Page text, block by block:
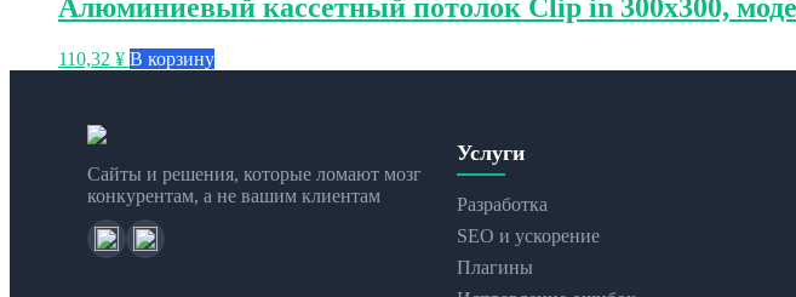
Алюминиевый кассетный потолок Clip in 300х300,
110,32 ¥ В корзину
Сайты и решения, которые ломают мозг
конкурентам, а не вашим клиентам
Услуги
Разработка
SEO и ускорение
Плагины